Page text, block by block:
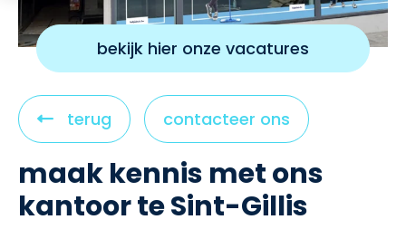
bekijk hier onze vacatures
C
l
i
c
k
terug contacteer ons
maak kennis met ons
kantoor te Sint-Gillis